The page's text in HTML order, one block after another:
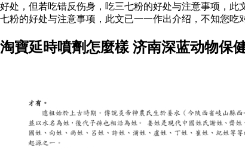
好处，但若吃错反伤身，吃三七粉的好处与注意事项，此
七粉的好处与注意事项，此文已一一作出介绍，不知您吃
淘寶延時噴劑怎麼樣 济南深蓝动物保